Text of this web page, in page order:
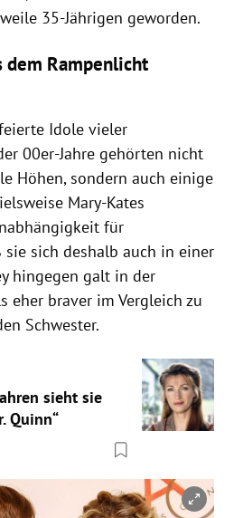
35-Jährigen geworden.
Rampenlicht
Idole vieler
00er-Jahre gehörten nicht
Höhen, sondern auch einige
Mary-Kates
für
sich deshalb auch in einer
hingegen galt in der
eher braver im Vergleich zu
Schwester.
sieht sie
Quinn“
schließen